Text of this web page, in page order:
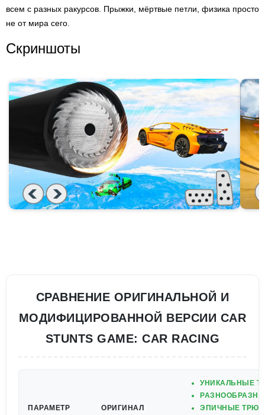
всем с разных ракурсов. Прыжки, мёртвые петли, физика просто
не от мира сего.
Скриншоты
СРАВНЕНИЕ ОРИГИНАЛЬНОЙ И
МОДИФИЦИРОВАННОЙ ВЕРСИИ CAR
STUNTS GAME: CAR RACING
ПАРАМЕТР ОРИГИНАЛ
УНИКАЛЬНЫЕ
ЭПИЧНЫЕ